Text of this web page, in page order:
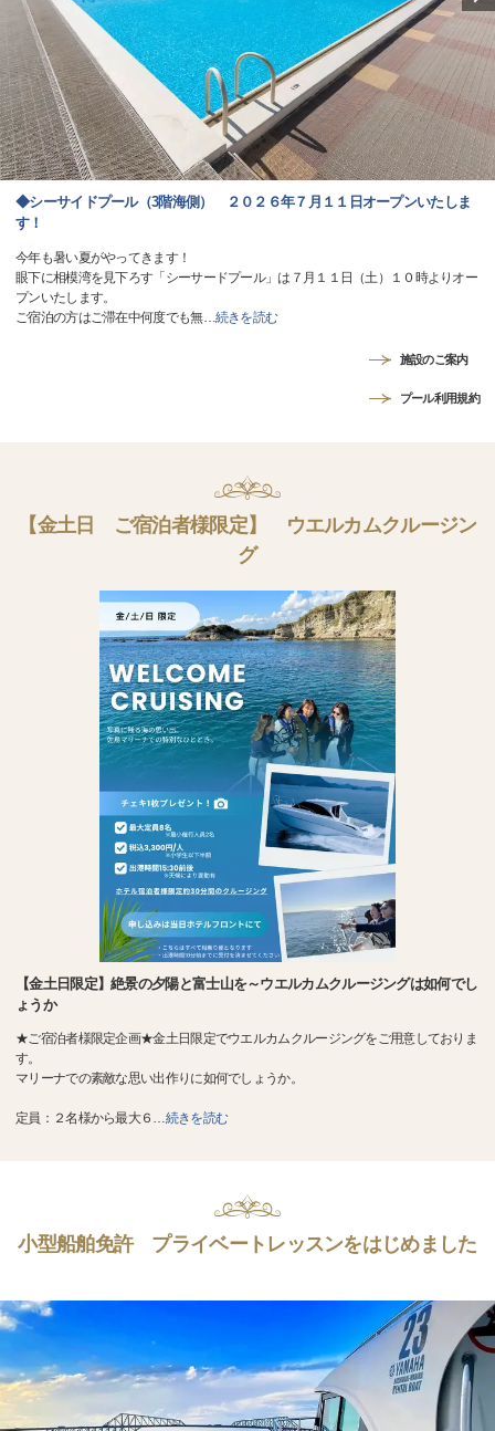
◆シーサイドプール（3階海側） ２０２６年７月１１日オープンいたしま
す！
今年も暑い夏がやってきます！
眼下に相模湾を見下ろす「シーサードプール」は７月１１日（土）１０時よりオー
プンいたします。
ご宿泊の方はご滞在中何度でも無…続きを読む
施設のご案内
プール利用規約
【金土日 ご宿泊者様限定】 ウエルカムクルージン
グ
【金土日限定】絶景の夕陽と富士山を～ウエルカムクルージングは如何でし
ょうか
★ご宿泊者様限定企画★金土日限定でウエルカムクルージングをご用意しておりま
す。
マリーナでの素敵な思い出作りに如何でしょうか。
定員：２名様から最大６ …続きを読む
小型船舶免許 プライベートレッスンをはじめました